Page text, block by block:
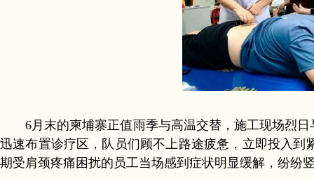
6月末的柬埔寨正值雨季与高温交替，施工现场烈日
迅速布置诊疗区，队员们顾不上路途疲惫，立即投入
期受肩颈疼痛困扰的员工当场感到症状明显缓解，纷纷